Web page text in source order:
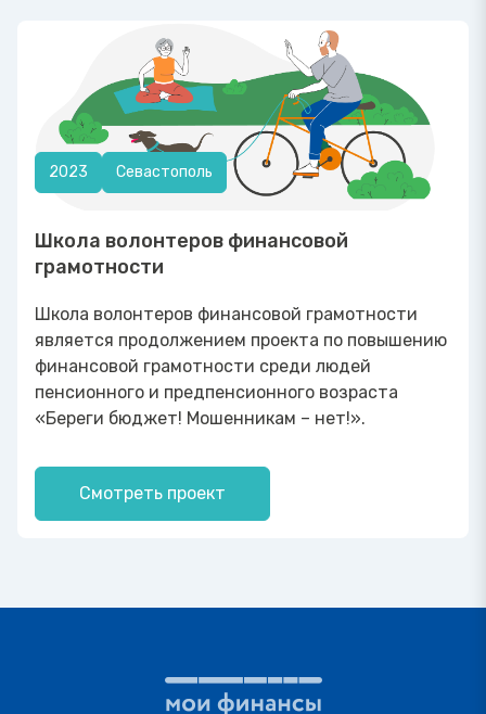
2023 Севастополь
Школа волонтеров финансовой
грамотности
Школа волонтеров финансовой грамотности
является продолжением проекта по повышению
финансовой грамотности среди людей
пенсионного и предпенсионного возраста
«Береги бюджет! Мошенникам – нет!».
Смотреть проект